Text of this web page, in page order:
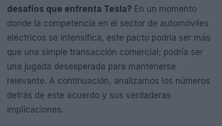
desafíos que enfrenta Tesla? En un momento
donde la competencia en el sector de automóviles
eléctricos se intensifica, este pacto podría ser más
que una simple transacción comercial; podría ser
una jugada desesperada para mantenerse
relevante. A continuación, analizamos los números
detrás de este acuerdo y sus verdaderas
implicaciones.